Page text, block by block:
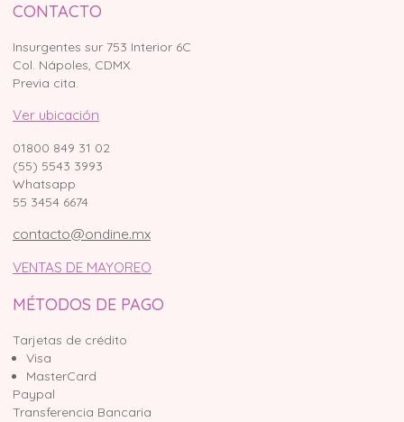
CONTACTO
Insurgentes sur 753 Interior 6C
Col. Nápoles, CDMX.
Previa cita.
Ver ubicación
01800 849 31 02
(55) 5543 3993
Whatsapp
55 3454 6674
contacto@ondine.mx
VENTAS DE MAYOREO
MÉTODOS DE PAGO
Tarjetas de crédito
Visa
MasterCard
Paypal
Transferencia Bancaria